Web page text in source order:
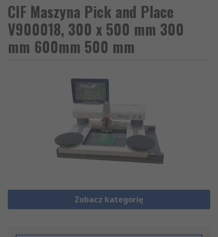
CIF Maszyna Pick and Place
V900018, 300 x 500 mm 300
mm 600mm 500 mm
Zobacz kategorię